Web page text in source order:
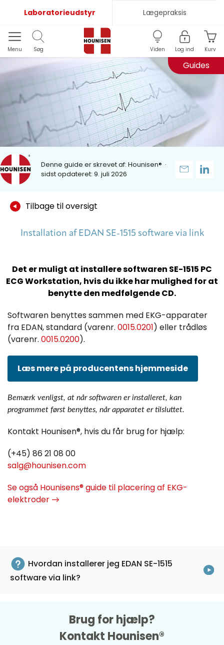
Laboratorieudstyr Lægepraksis
Menu Søg Viden Log ind Kurv
Guides
Denne guide er skrevet af: Hounisen® ·
sidst opdateret: 9. juli 2026
Tilbage til oversigt
Installation af EDAN SE-1515 software via link
Det er muligt at installere softwaren SE-1515 PC
ECG Workstation, hvis du ikke har mulighed for at
benytte den medfølgende CD.
Softwaren benyttes sammen med EKG-apparater
fra EDAN, standard (varenr. 0015.0201) eller trådløs
(varenr. 0015.0200).
Læs mere på producentens hjemmeside
Bemærk venligst, at når softwaren er installeret, kan
programmet først benyttes, når apparatet er tilsluttet.
Kontakt Hounisen®, hvis du får brug for hjælp:
(+45) 86 21 08 00
salg@hounisen.com
Se også Hounisens® guide til placering af EKG-
elektroder →
Hvordan installerer jeg EDAN SE-1515
software via link?
Brug for hjælp?
Kontakt Hounisen®